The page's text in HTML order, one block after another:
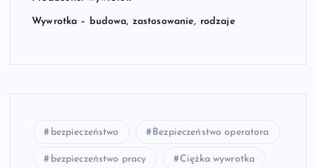
Wywrotka – budowa, zastosowanie, rodzaje
bezpieczeństwo Bezpieczeństwo operatora
bezpieczeństwo pracy Ciężka wywrotka